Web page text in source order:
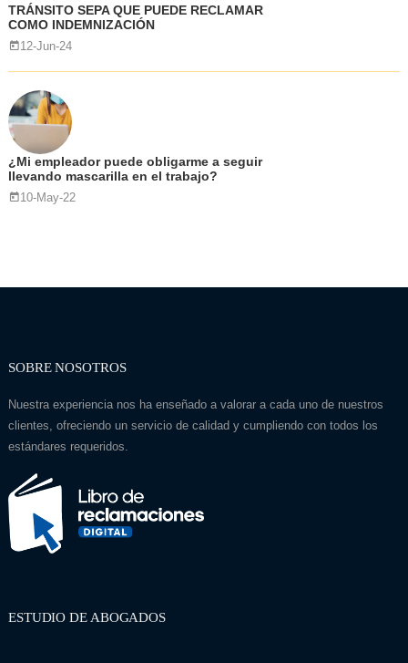
TRÁNSITO SEPA QUE PUEDE RECLAMAR
COMO INDEMNIZACIÓN
12-Jun-24
¿Mi empleador puede obligarme a seguir
llevando mascarilla en el trabajo?
10-May-22
SOBRE NOSOTROS
Nuestra experiencia nos ha enseñado a valorar a cada uno de nuestros
clientes, ofreciendo un servicio de calidad y cumpliendo con todos los
estándares requeridos.
ESTUDIO DE ABOGADOS